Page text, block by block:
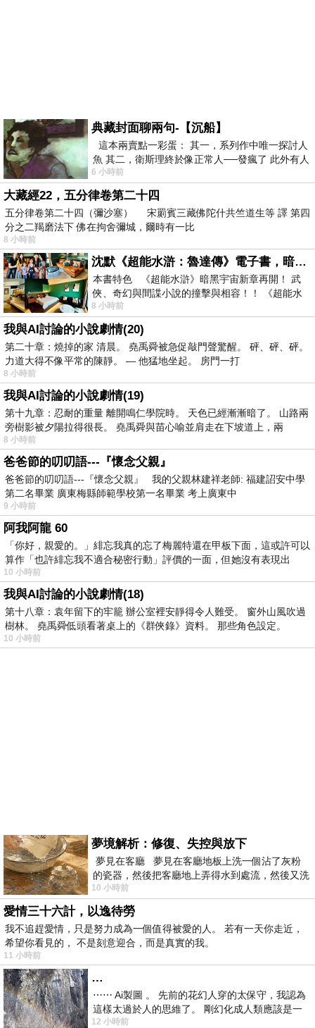
典藏封面聊兩句-【沉船】
這本兩賣點一彩蛋： 其一，系列作中唯一探討人
魚 其二，衛斯理終於像正常人──發瘋了 此外有人
在南極打死北極熊（@《地心
6 小時前
大藏經22，五分律卷第二十四
五分律卷第二十四（彌沙塞） 宋罽賓三藏佛陀什共竺道生等 譯 第四
分之二羯磨法下 佛在拘舍彌城，爾時有一比
8 小時前
沈默《超能水滸：魯達傳》電子書，暗黑宇宙新章，一一五年八月璀璨上架！
本書特色 《超能水滸》暗黑宇宙新章再開！ 武
俠、奇幻與間諜小說的撞擊與相容！！ 《超能水
滸》系列第四部變幻登場
8 小時前
我與AI討論的小說劇情(20)
第二十章：燒掉的家 清晨。 堯禹舜被急促敲門聲驚醒。 砰、砰、砰。
力道大得不像平常的陳靜。 — 他猛地坐起。 房門一打
8 小時前
我與AI討論的小說劇情(19)
第十九章：忍耐的重量 離開鳴仁學院時。 天色已經漸漸暗了。 山路兩
旁樹影被夕陽拉得很長。 堯禹舜與苗心喻並肩走在下坡道上，兩
8 小時前
爸爸節的叨叨語---『懷念父親』
爸爸節的叨叨語---『懷念父親』 我的父親林建祥老師: 福建詔安中學
第二名畢業 廣東梅縣師範學校第一名畢業 考上廣東中
9 小時前
阿我阿龍 60
「你好，親愛的。」緋忘我真的忘了梅麗特還在甲板下面，這或許可以
算作「也許緋忘我不適合秘密行動」評價的一面，但她沒有表現出
10 小時前
我與AI討論的小說劇情(18)
第十八章：袁年留下的牢籠 辦公室裡安靜得令人難受。 窗外山風吹過
樹林。 堯禹舜低頭看著桌上的《群俠錄》資料。 那些角色設定。
10 小時前
夢境解析：修復、失控與放下
夢見在客廳 夢見在客廳地板上洗一個沾了灰粉
的瓷器，然後把客廳地上弄得水到處流，然後又洗
一頂棒球潮帽，後來發現帽
10 小時前
愛情三十六計，以逸待勞
我不追趕愛情，只是努力成為一個值得被愛的人。 若有一天你走近，
希望你看見的， 不是刻意迎合，而是真實的我。
11 小時前
…
⋯⋯ Ai製圖 。 先前的花幻人穿的太保守，我認為
這樣太過於人的思維了。 剛幻化成人類應該是一
絲不掛吧？ 當然這樣是創不出
12 小時前